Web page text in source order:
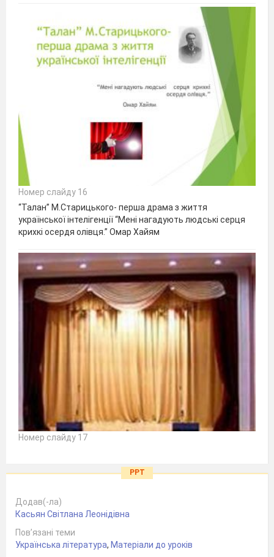
Номер слайду 16
“Талан” М.Старицького- перша драма з життя
української інтелігенції “Мені нагадують людські серця
крихкі осердя олівця.” Омар Хайям
Номер слайду 17
PPT
Додав(-ла)
Касьян Світлана Леонідівна
Пов’язані теми
Українська література, Матеріали до уроків